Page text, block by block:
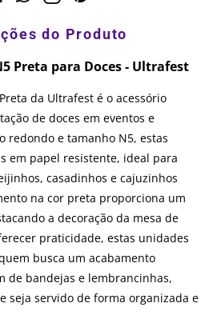
Preta para Doces - Ultrafest
da Ultrafest é o acessório
de doces em eventos e
redondo e tamanho N5, estas
em papel resistente, ideal para
casadinhos e cajuzinhos
na cor preta proporciona um
a decoração da mesa de
praticidade, estas unidades
busca um acabamento
de bandejas e lembrancinhas,
seja servido de forma organizada e